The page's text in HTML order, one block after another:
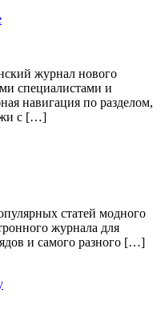
журнал нового
специалистами и
навигация по разделом,
с […]
статей модного
журнала для
и самого разного […]